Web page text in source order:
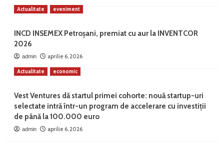
Actualitate eveniment
INCD INSEMEX Petroșani, premiat cu aur la INVENTCOR
2026
admin aprilie 6, 2026
Actualitate economic
Vest Ventures dă startul primei cohorte: nouă startup-uri
selectate intră într-un program de accelerare cu investiții
de până la 100.000 euro
admin aprilie 6, 2026